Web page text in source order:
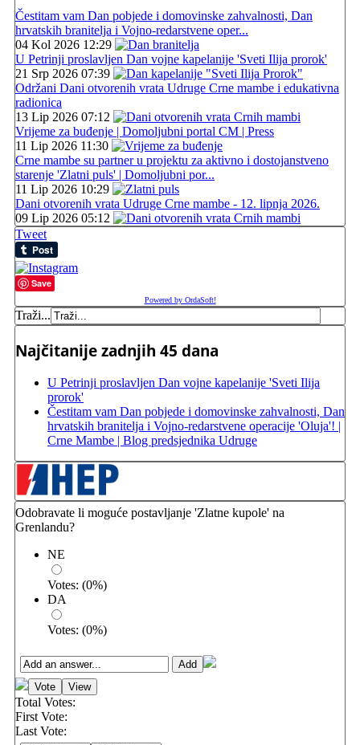
Čestitam vam Dan pobjede i domovinske zahvalnosti, Dan
hrvatskih branitelja i Vojno-redarstvene oper...
04 Kol 2026 12:29
U Petrinji proslavljen Dan vojne kapelanije 'Sveti Ilija prorok'
21 Srp 2026 07:39
Održani Dani otvorenih vrata Udruge Crne mambe i edukativna
radionica
13 Lip 2026 07:12
Vrijeme za buđenje | Domoljubni portal CM | Press
11 Lip 2026 11:30
Crne mambe su partner u projektu za aktivno i dostojanstveno
starenje 'Zlatni puls' | Domoljubni por...
11 Lip 2026 10:29
Dani otvorenih vrata Udruge Crne mambe - 12. lipnja 2026.
09 Lip 2026 05:12
Tweet
Save
Powered by OrdaSoft!
Traži...
Najčitanije zadnjih 45 dana
U Petrinji proslavljen Dan vojne kapelanije 'Sveti Ilija
prorok'
Čestitam vam Dan pobjede i domovinske zahvalnosti, Dan
hrvatskih branitelja i Vojno-redarstvene operacije 'Oluja'! |
Crne Mambe | Blog predsjednika Udruge
Odobravate li moguće postavljanje 'Zlatne kupole' na
Grenlandu?
NE
Votes: (0%)
DA
Votes: (0%)
Total Votes:
First Vote:
Last Vote: